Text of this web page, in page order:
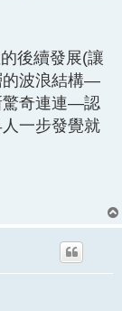
後續發展(讓
的波浪結構—
驚奇連連—認
一步發覺就